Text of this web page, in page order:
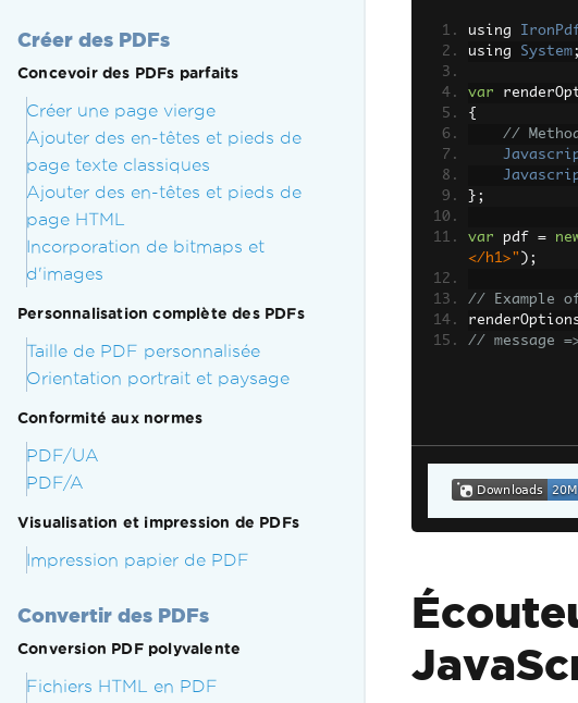
Créer des PDFs
Concevoir des PDFs parfaits
Créer une page vierge
Ajouter des en-têtes et pieds de
page texte classiques
Ajouter des en-têtes et pieds de
page HTML
Incorporation de bitmaps et
d'images
Personnalisation complète des PDFs
Taille de PDF personnalisée
Orientation portrait et paysage
Conformité aux normes
PDF/UA
PDF/A
Visualisation et impression de PDFs
Impression papier de PDF
Convertir des PDFs
Conversion PDF polyvalente
Fichiers HTML en PDF
using
using System;
var
{
//
};
var pdf =
</h1>" );
// Example
// message